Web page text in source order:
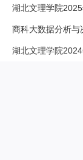
湖北文理学院
商科大数据分析与
湖北文理学院